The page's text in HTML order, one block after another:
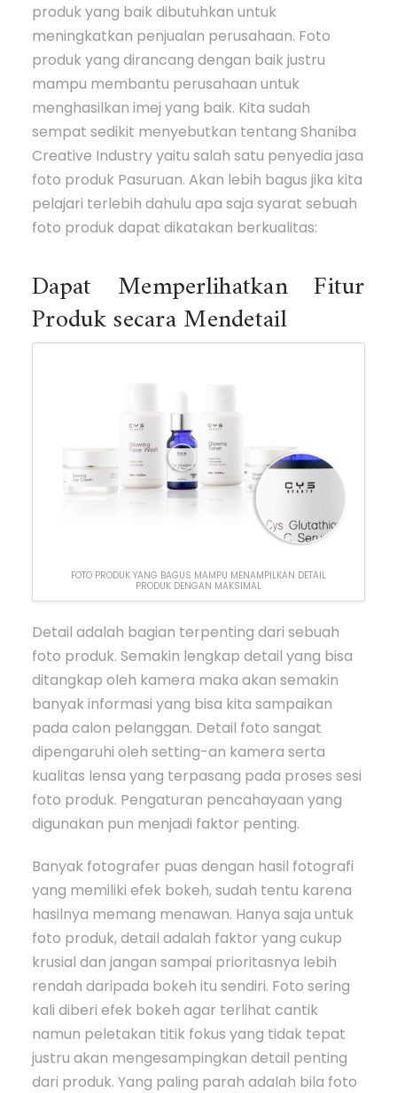
produk yang baik dibutuhkan untuk
meningkatkan penjualan perusahaan. Foto
produk yang dirancang dengan baik justru
mampu membantu perusahaan untuk
menghasilkan imej yang baik. Kita sudah
sempat sedikit menyebutkan tentang Shaniba
Creative Industry yaitu salah satu penyedia jasa
foto produk Pasuruan. Akan lebih bagus jika kita
pelajari terlebih dahulu apa saja syarat sebuah
foto produk dapat dikatakan berkualitas:
Dapat Memperlihatkan Fitur
Produk secara Mendetail
FOTO PRODUK YANG BAGUS MAMPU MENAMPILKAN DETAIL
PRODUK DENGAN MAKSIMAL
Detail adalah bagian terpenting dari sebuah
foto produk. Semakin lengkap detail yang bisa
ditangkap oleh kamera maka akan semakin
banyak informasi yang bisa kita sampaikan
pada calon pelanggan. Detail foto sangat
dipengaruhi oleh setting-an kamera serta
kualitas lensa yang terpasang pada proses sesi
foto produk. Pengaturan pencahayaan yang
digunakan pun menjadi faktor penting.
Banyak fotografer puas dengan hasil fotografi
yang memiliki efek bokeh, sudah tentu karena
hasilnya memang menawan. Hanya saja untuk
foto produk, detail adalah faktor yang cukup
krusial dan jangan sampai prioritasnya lebih
rendah daripada bokeh itu sendiri. Foto sering
kali diberi efek bokeh agar terlihat cantik
namun peletakan titik fokus yang tidak tepat
justru akan mengesampingkan detail penting
dari produk. Yang paling parah adalah bila foto